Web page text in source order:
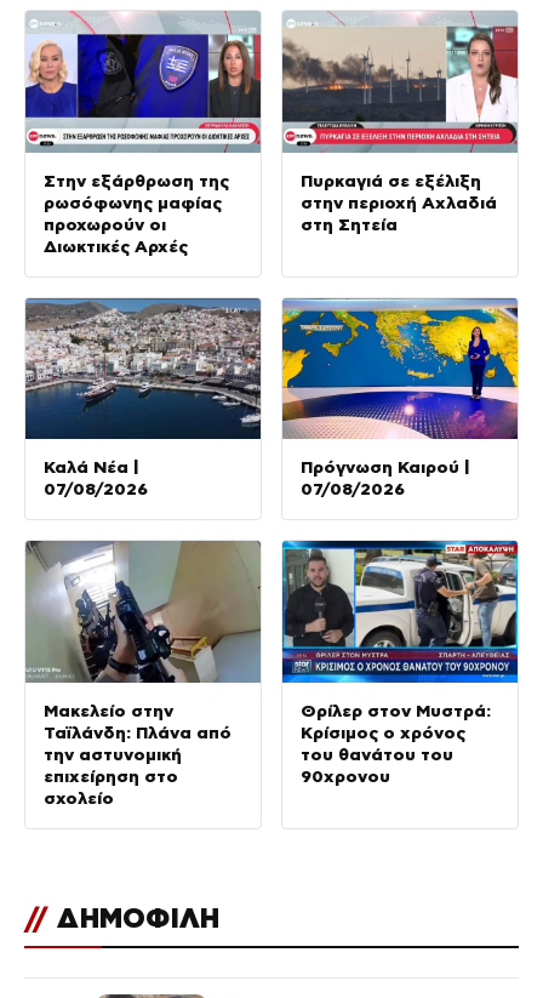
Στην εξάρθρωση της
ρωσόφωνης μαφίας
προχωρούν οι
Διωκτικές Αρχές
Πυρκαγιά σε εξέλιξη
στην περιοχή Αχλαδιά
στη Σητεία
Καλά Νέα |
07/08/2026
Πρόγνωση Καιρού |
07/08/2026
Μακελείο στην
Ταϊλάνδη: Πλάνα από
την αστυνομική
επιχείρηση στο
σχολείο
Θρίλερ στον Μυστρά:
Κρίσιμος ο χρόνος
του θανάτου του
90χρονου
// ΔΗΜΟΦΙΛΗ